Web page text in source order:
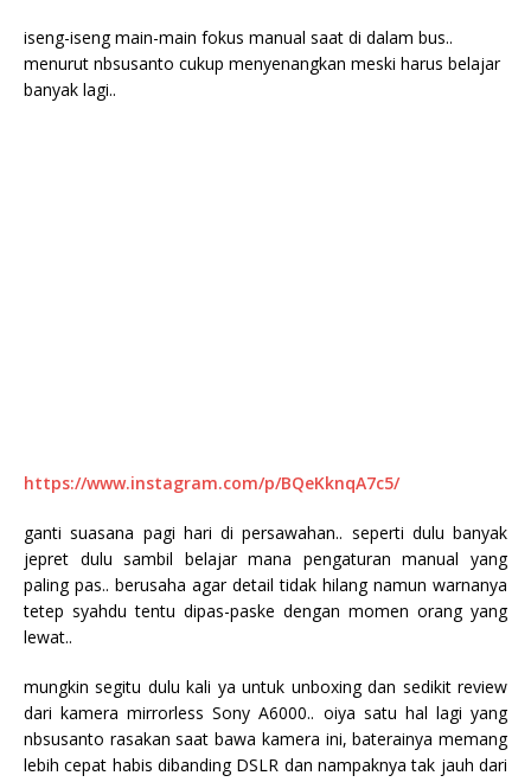
iseng-iseng main-main fokus manual saat di dalam bus..
menurut nbsusanto cukup menyenangkan meski harus belajar
banyak lagi..
https://www.instagram.com/p/BQeKknqA7c5/
ganti suasana pagi hari di persawahan.. seperti dulu banyak
jepret dulu sambil belajar mana pengaturan manual yang
paling pas.. berusaha agar detail tidak hilang namun warnanya
tetep syahdu tentu dipas-paske dengan momen orang yang
lewat..
mungkin segitu dulu kali ya untuk unboxing dan sedikit review
dari kamera mirrorless Sony A6000.. oiya satu hal lagi yang
nbsusanto rasakan saat bawa kamera ini, baterainya memang
lebih cepat habis dibanding DSLR dan nampaknya tak jauh dari